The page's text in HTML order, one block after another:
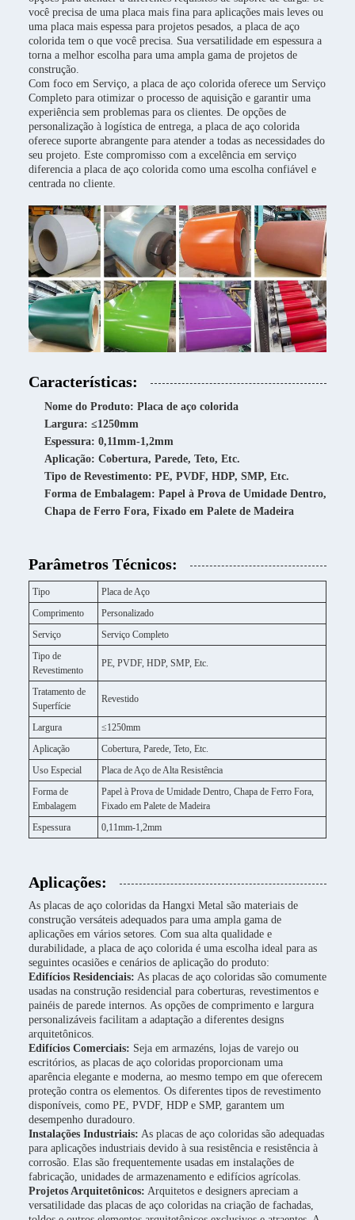
você precisa de uma placa mais fina para aplicações mais leves ou
uma placa mais espessa para projetos pesados, a placa de aço
colorida tem o que você precisa. Sua versatilidade em espessura a
torna a melhor escolha para uma ampla gama de projetos de
construção.
Com foco em Serviço, a placa de aço colorida oferece um Serviço
Completo para otimizar o processo de aquisição e garantir uma
experiência sem problemas para os clientes. De opções de
personalização à logística de entrega, a placa de aço colorida
oferece suporte abrangente para atender a todas as necessidades do
seu projeto. Este compromisso com a excelência em serviço
diferencia a placa de aço colorida como uma escolha confiável e
centrada no cliente.
Características:
Nome do Produto: Placa de aço colorida
Largura: ≤1250mm
Espessura: 0,11mm-1,2mm
Aplicação: Cobertura, Parede, Teto, Etc.
Tipo de Revestimento: PE, PVDF, HDP, SMP, Etc.
Forma de Embalagem: Papel à Prova de Umidade Dentro,
Chapa de Ferro Fora, Fixado em Palete de Madeira
Parâmetros Técnicos:
Tipo
Placa de Aço
Comprimento
Personalizado
Serviço
Serviço Completo
Tipo de
Revestimento
PE, PVDF, HDP, SMP, Etc.
Tratamento de
Superfície
Revestido
Largura
≤1250mm
Aplicação
Cobertura, Parede, Teto, Etc.
Uso Especial
Placa de Aço de Alta Resistência
Forma de
Embalagem
Papel à Prova de Umidade Dentro, Chapa de Ferro Fora,
Fixado em Palete de Madeira
Espessura
0,11mm-1,2mm
Aplicações:
As placas de aço coloridas da Hangxi Metal são materiais de
construção versáteis adequados para uma ampla gama de
aplicações em vários setores. Com sua alta qualidade e
durabilidade, a placa de aço colorida é uma escolha ideal para as
seguintes ocasiões e cenários de aplicação do produto:
Edifícios Residenciais: As placas de aço coloridas são comumente
usadas na construção residencial para coberturas, revestimentos e
painéis de parede internos. As opções de comprimento e largura
personalizáveis facilitam a adaptação a diferentes designs
arquitetônicos.
Edifícios Comerciais: Seja em armazéns, lojas de varejo ou
escritórios, as placas de aço coloridas proporcionam uma
aparência elegante e moderna, ao mesmo tempo em que oferecem
proteção contra os elementos. Os diferentes tipos de revestimento
disponíveis, como PE, PVDF, HDP e SMP, garantem um
desempenho duradouro.
Instalações Industriais: As placas de aço coloridas são adequadas
para aplicações industriais devido à sua resistência e resistência à
corrosão. Elas são frequentemente usadas em instalações de
fabricação, unidades de armazenamento e edifícios agrícolas.
Projetos Arquitetônicos: Arquitetos e designers apreciam a
versatilidade das placas de aço coloridas na criação de fachadas,